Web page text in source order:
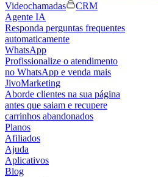
Videochamadas
CRM
Agente IA
Responda perguntas frequentes
automaticamente
WhatsApp
Profissionalize o atendimento
no WhatsApp e venda mais
JivoMarketing
Aborde clientes na sua página
antes que saiam e recupere
carrinhos abandonados
Planos
Afiliados
Ajuda
Aplicativos
Blog